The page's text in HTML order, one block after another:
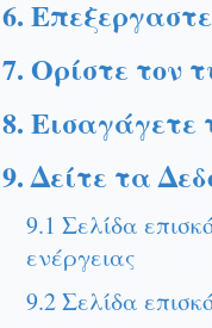
6.
7. Ορίστε τον
8. Εισαγάγετε
9. Δείτε τα
9.1 Σελίδα
ενέργειας
9.2 Σελίδα